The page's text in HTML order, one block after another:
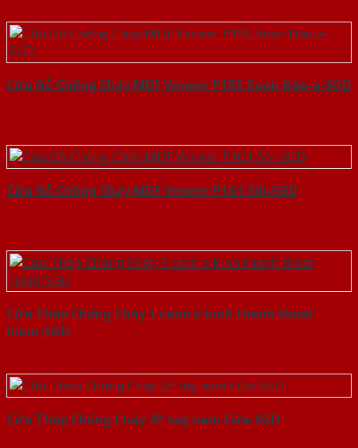
Cửa Gỗ Chống Cháy MDF Veneer P1R5 Xoan Đào-a-SGD
Cửa Gỗ Chống Cháy MDF Veneer P1G1 Sồi-SGD
Cửa Thép Chống Cháy 1 canh o kinh thanh thoat
hiem-SGD
Cửa Thép Chống Cháy 2P tay nam Cửa-SGD